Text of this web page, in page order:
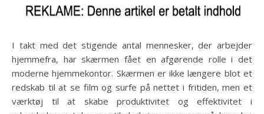
I takt med det stigende antal mennesker, der arbejder
hjemmefra, har skærmen fået en afgørende rolle i det
moderne hjemmekontor. Skærmen er ikke længere blot et
redskab til at se film og surfe på nettet i fritiden, men et
værktøj til at skabe produktivitet og effektivitet i